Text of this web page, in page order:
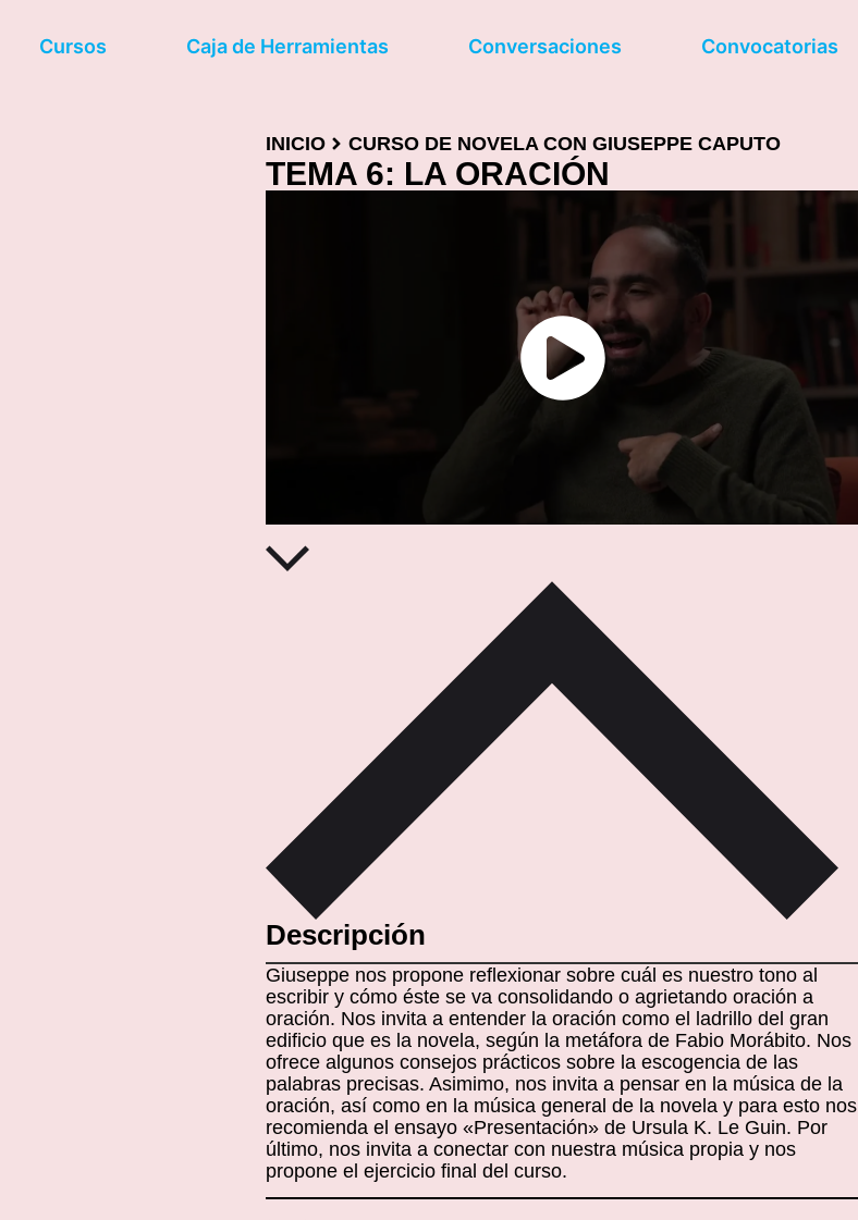
Cursos Caja de Herramientas Conversaciones Convocatorias
INICIO CURSO DE NOVELA CON GIUSEPPE CAPUTO
TEMA 6: LA ORACIÓN
Descripción
Giuseppe nos propone reflexionar sobre cuál es nuestro tono al
escribir y cómo éste se va consolidando o agrietando oración a
oración. Nos invita a entender la oración como el ladrillo del gran
edificio que es la novela, según la metáfora de Fabio Morábito. Nos
ofrece algunos consejos prácticos sobre la escogencia de las
palabras precisas. Asimimo, nos invita a pensar en la música de la
oración, así como en la música general de la novela y para esto nos
recomienda el ensayo «Presentación» de Ursula K. Le Guin. Por
último, nos invita a conectar con nuestra música propia y nos
propone el ejercicio final del curso.